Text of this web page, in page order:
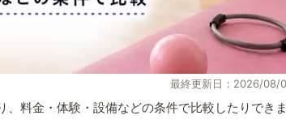
最終更新日：2026/08/
料金・体験・設備などの条件で比較したりでき